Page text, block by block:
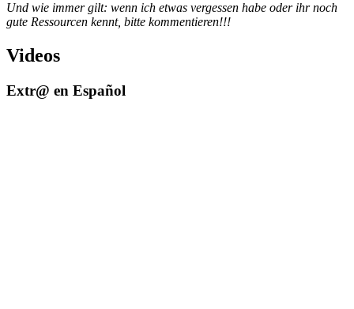
Und wie immer gilt: wenn ich etwas vergessen habe oder ihr noch
gute Ressourcen kennt, bitte kommentieren!!!
Videos
Extr@ en Español